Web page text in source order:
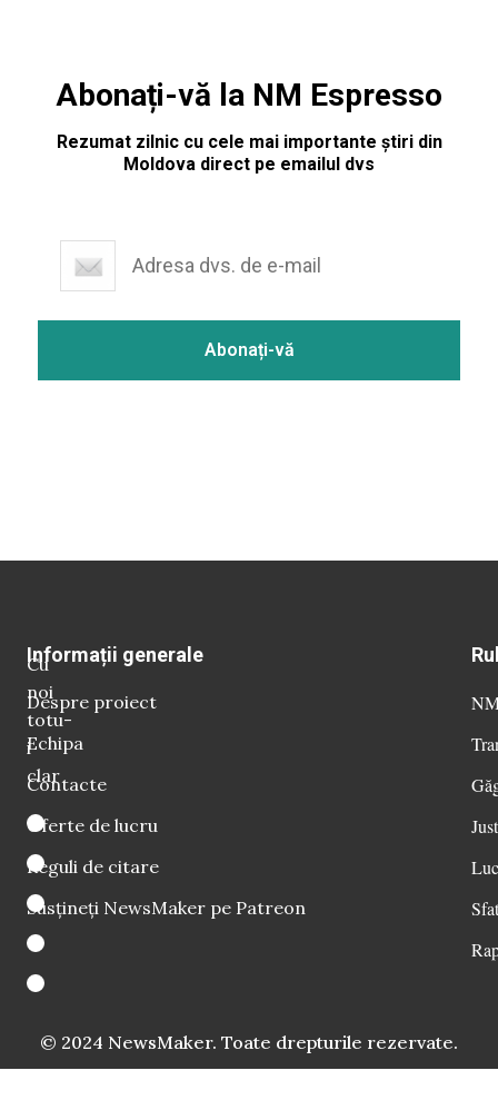
Abonați-vă la NM Espresso
Rezumat zilnic cu cele mai importante știri din
Moldova direct pe emailul dvs
Cu
noi
totu-
i
clar
Informații generale
Despre proiect
Echipa
Contacte
Oferte de lucru
Reguli de citare
Susțineți NewsMaker pe Patreon
© 2024 NewsMaker. Toate drepturile rezervate.